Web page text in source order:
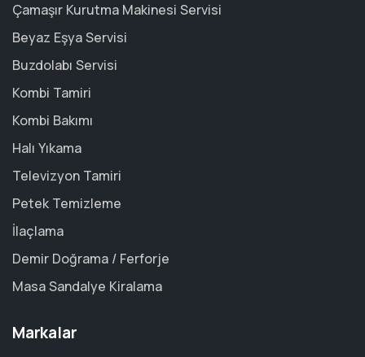
Çamaşır Kurutma Makinesi Servisi
Beyaz Eşya Servisi
Buzdolabı Servisi
Kombi Tamiri
Kombi Bakımı
Halı Yıkama
Televizyon Tamiri
Petek Temizleme
İlaçlama
Demir Doğrama / Ferforje
Masa Sandalye Kiralama
Markalar